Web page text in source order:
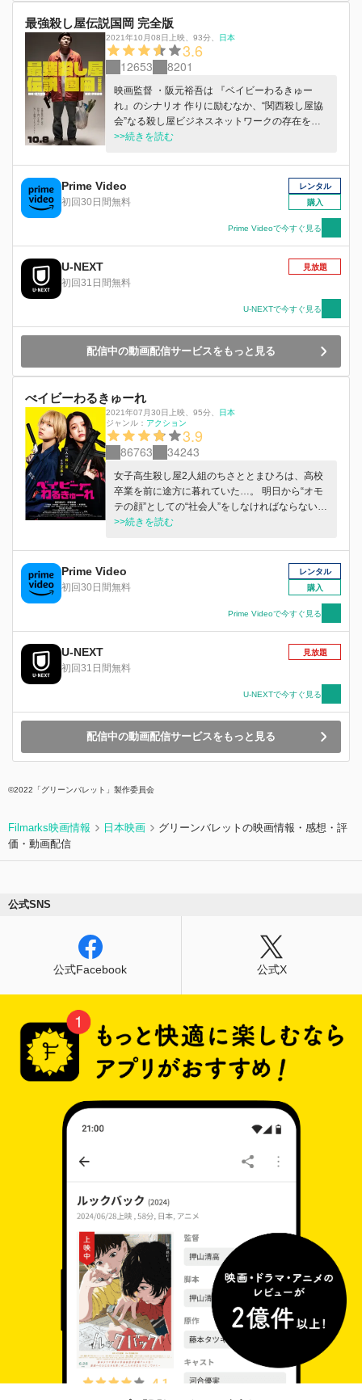
日々が始まった――!!
最強殺し屋伝説国岡 完全版
2021年10月08日上映 93分 日本
3.6
12653 8201
映画監督 ・阪元裕吾は 『ベイビーわるきゅー
れ』のシナリオ 作りに励むなか、“関西殺し屋協
会”なる殺し屋ビジネスネットワークの存在を知
り、協会の紹介で“京都最強”と呼ばれるフリー契
着取材で彼と行動をともにする阪元は、友人や恋
人と過ごす国岡のプライベートや、次々と仕事と
して殺人の依頼を受け、淡々と対象人物を殺めて
>>続きを読む
Prime Video
初回30日間無料
レンタル
購入
Prime Videoで今すぐ見る
U-NEXT
初回31日間無料
見放題
U-NEXTで今すぐ見る
配信中の動画配信サービスをもっと見る
べイビーわるきゅーれ
2021年07月30日上映 95分
日本
ジャンル： アクション
3.9
86763 34243
女子高生殺し屋2人組のちさととまひろは、高校
卒業を前に途方に暮れていた…。 明日から“オモ
テの顔”としての“社会人”をしなければならない。
組織に委託された人殺し以外、何もしてこなかっ
くなり、公共料金の支払い、年金、税金、バイト
など社会の公的業務や人間関係や理不尽に日々を
揉まれていく。 さらに2人は組織からルームシェ
アを命じられ、コミュ障のまひろは、バイトもそ
つなくこなすちさとに嫉妬し、2人の仲も徐々に
険悪に。 そんな中でも殺し屋の仕事は忙しく、
さらにはヤクザから恨みを買って面倒なことに巻
き込まれちゃってさあ大変。 そんな日々を送る2
人が、「ああ大人になるって、こういうことなの
かなあ」とか思ったり、思わなかったりする、成
>>続きを読む
Prime Video
初回30日間無料
レンタル
購入
Prime Videoで今すぐ見る
U-NEXT
初回31日間無料
見放題
U-NEXTで今すぐ見る
配信中の動画配信サービスをもっと見る
©2022「グリーンバレット」製作委員会
Filmarks映画情報 日本映画
グリーンバレットの映画情報・感想・評
価・動画配信
公式SNS
公式Facebook 公式X